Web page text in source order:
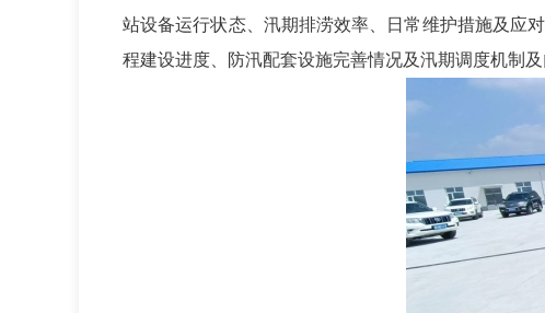
站设备运行状态、汛期排涝效率、日常维护措施及应
程建设进度、防汛配套设施完善情况及汛期调度机制